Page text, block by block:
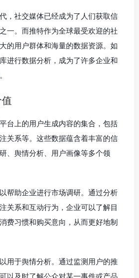
，社交媒体已经成为了人们获取信
一。而推特作为全球最受欢迎的社
的用户群体和海量的数据资源。如
进行数据分析，成为了许多企业和
台上的用户生成内容的集合，包括
关系等。这些数据蕴含着丰富的信
、舆情分析、用户画像等多个领
帮助企业进行市场调研。通过分析
关系和互动行为，企业可以了解目
费习惯和购买意向，从而更好地制
用于舆情分析。通过监测用户的推